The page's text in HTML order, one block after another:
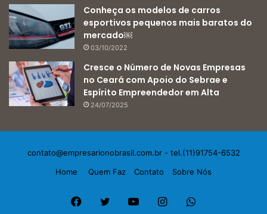
Conheça os modelos de carros
esportivos pequenos mais baratos do
mercado￼
03/10/2022
Cresce o Número de Novas Empresas
no Ceará com Apoio do Sebrae e
Espírito Empreendedor em Alta
24/07/2025
contato@empresarionobrasil.com.br- tel.(11)91754-6532
Home
Quem Faz Contato Sobre Nós
Facebook
TwitterYouTubeInstagramWhatsApp